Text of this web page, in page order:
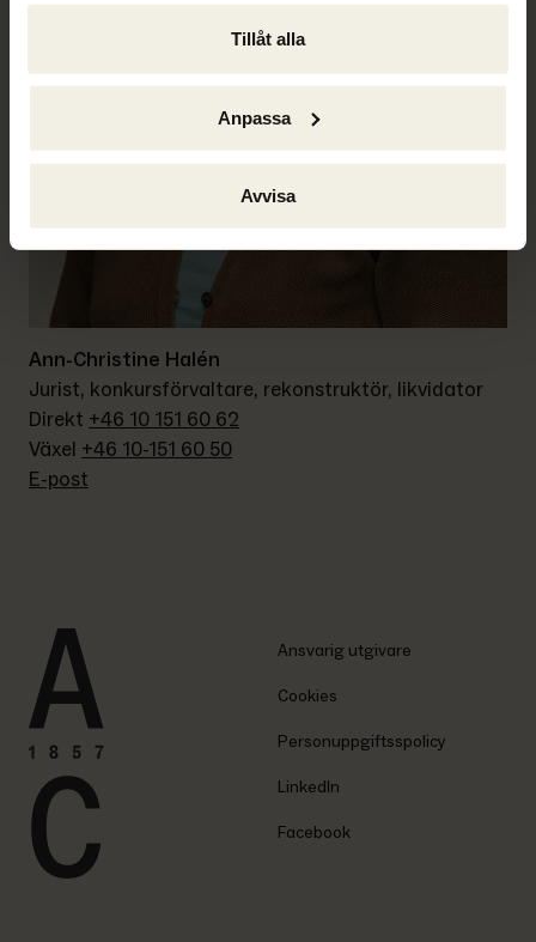
Tillåt alla
Anpassa
Avvisa
Ann-Christine Halén
Jurist, konkursförvaltare, rekonstruktör, likvidator
Direkt +46 10 151 60 62
Växel +46 10-151 60 50
E-post
Ansvarig utgivare
Cookies
Personuppgiftsspolicy
LinkedIn
Facebook